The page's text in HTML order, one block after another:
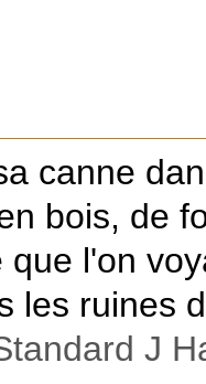
canne
bois, de
que l'on
les ruines
J